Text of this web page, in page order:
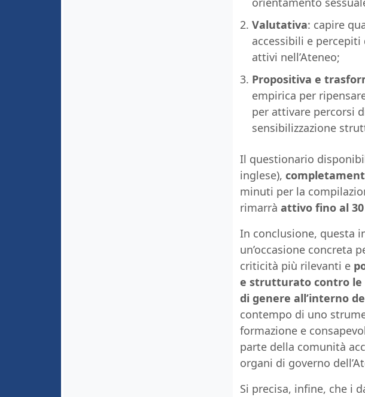
Valutativa: capire
accessibili e
attivi nell’Ateneo;
Propositiva e
empirica per
per attivare percorsi
sensibilizzazione
Il questionario
inglese),
minuti per la
rimarrà attivo fino al
In conclusione, questa
un’occasione concreta
criticità più rilevanti e
e strutturato contro le
di genere all’interno
contempo di uno
formazione e
parte della comunità
organi di governo
Si precisa, infine, che i